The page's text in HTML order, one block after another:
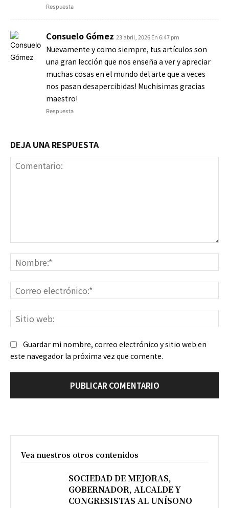
Respuesta
Consuelo Gómez 23 abril, 2026 En 6:47 pm
Nuevamente y como siempre, tus artículos son
una gran lección que nos enseña a ver y apreciar
muchas cosas en el mundo del arte que a veces
nos pasan desapercibidas! Muchisimas gracias
maestro!
Respuesta
DEJA UNA RESPUESTA
Guardar mi nombre, correo electrónico y sitio web en
este navegador la próxima vez que comente.
Vea nuestros otros contenidos
SOCIEDAD DE MEJORAS,
GOBERNADOR, ALCALDE Y
CONGRESISTAS AL UNÍSONO